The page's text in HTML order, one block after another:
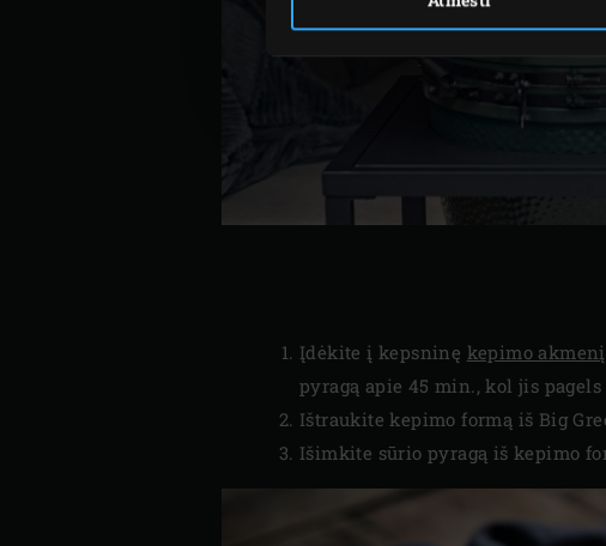
Įdėkite į kepsninę kepimo akmenį
pyragą apie 45 min., kol jis
Ištraukite kepimo formą iš Big
Išimkite sūrio pyragą iš kepimo